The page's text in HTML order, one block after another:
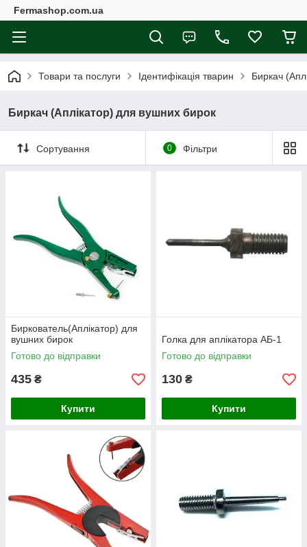
Fermashop.com.ua
Товари та послуги Ідентифікація тварин Биркач
Биркач (Аплікатор) для вушних бирок
Сортування 0 Фільтри
Биркователь(Аплікатор) для
вушних бирок
Готово до відправки
435 ₴
Купити
Голка для аплікатора АБ-1
Готово до відправки
130 ₴
Купити